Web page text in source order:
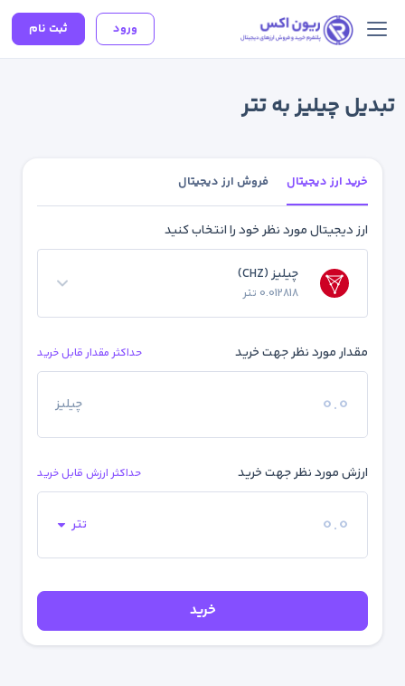
ورود ثبت نام
تبدیل چیلیز به تتر
خرید ارز دیجیتال فروش ارز دیجیتال
ارز دیجیتال مورد نظر خود را انتخاب کنید
چیلیز (CHZ)
0.012818 تتر
مقدار مورد نظر جهت خرید حداکثر مقدار قابل خرید
چیلیز
ارزش مورد نظر جهت خرید حداکثر ارزش قابل خرید
تتر
خرید